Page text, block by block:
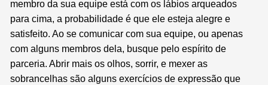
membro da sua equipe está com os lábios arqueados
para cima, a probabilidade é que ele esteja alegre e
satisfeito. Ao se comunicar com sua equipe, ou apenas
com alguns membros dela, busque pelo espírito de
parceria. Abrir mais os olhos, sorrir, e mexer as
sobrancelhas são alguns exercícios de expressão que